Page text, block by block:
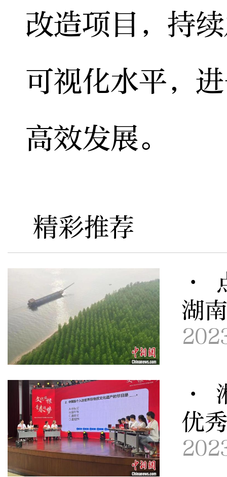
改造项目，持
可视化水平，
高效发展。
精彩推荐
·
湖
·
优